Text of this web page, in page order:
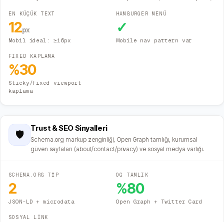
EN KÜÇÜK TEXT
12px
Mobil ideal: ≥16px
HAMBURGER MENÜ
✓
Mobile nav pattern var
FIXED KAPLAMA
%30
Sticky/fixed viewport
kaplama
🛡️
Trust & SEO Sinyalleri
Schema.org markup zenginliği, Open Graph tamlığı, kurumsal
güven sayfaları (about/contact/privacy) ve sosyal medya varlığı.
SCHEMA.ORG TİP
2
JSON-LD + microdata
OG TAMLIK
%80
Open Graph + Twitter Card
SOSYAL LİNK